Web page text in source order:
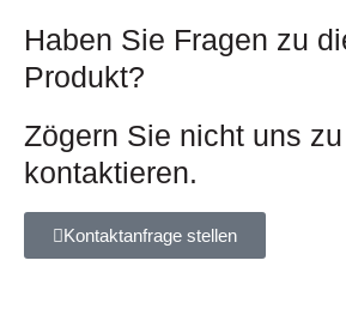
Haben Sie Fragen zu
Produkt?
Zögern Sie nicht uns zu
kontaktieren.
Kontaktanfrage stellen